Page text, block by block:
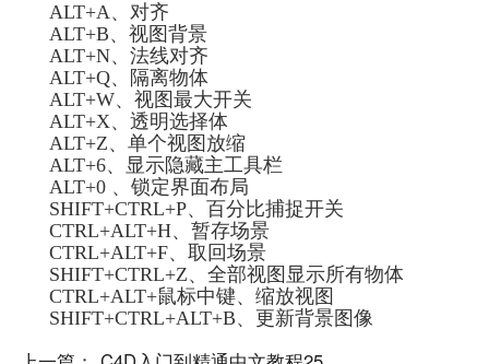
ALT+A、对齐
ALT+B、视图背景
ALT+N、法线对齐
ALT+Q、隔离物体
ALT+W、视图最大开关
ALT+X、透明选择体
ALT+Z、单个视图放缩
ALT+6、显示隐藏主工具栏
ALT+0 、锁定界面布局
SHIFT+CTRL+P、百分比捕捉开关
CTRL+ALT+H、暂存场景
CTRL+ALT+F、取回场景
SHIFT+CTRL+Z、全部视图显示所有物体
CTRL+ALT+鼠标中键、缩放视图
SHIFT+CTRL+ALT+B、更新背景图像